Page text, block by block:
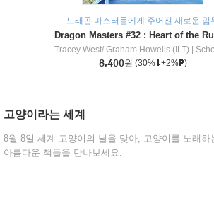
드래곤 마스터들에게 주어진 새로운 임
Tracey West/ Graham Howells (ILT)
8,400원 (30% +2% )
고양이라는 세계
8월 8일 세계 고양이의 날을 맞아, 고양이를 노래하
아름다운 책들을 만나보세요.